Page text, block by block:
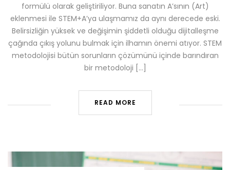
formülü olarak geliştiriliyor. Buna sanatın A’sının (Art)
eklenmesi ile STEM+A’ya ulaşmamız da aynı derecede eski.
Belirsizliğin yüksek ve değişimin şiddetli olduğu dijitalleşme
çağında çıkış yolunu bulmak için ilhamın önemi atıyor. STEM
metodolojisi bütün sorunların çözümünü içinde barındıran
bir metodoloji […]
READ MORE